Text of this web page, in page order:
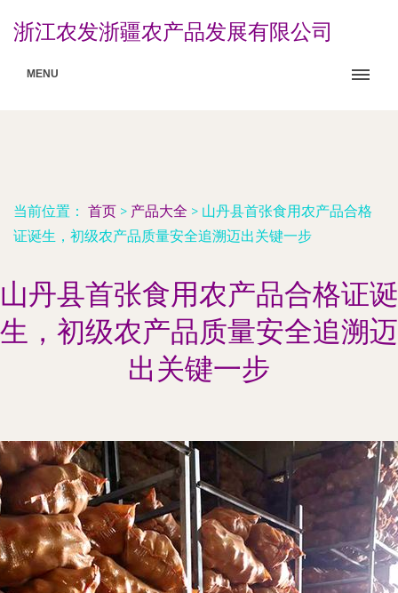
浙江农发浙疆农产品发展有限公司
MENU
当前位置： 首页 > 产品大全 > 山丹县首张食用农产品合格
证诞生，初级农产品质量安全追溯迈出关键一步
山丹县首张食用农产品合格证诞
生，初级农产品质量安全追溯迈
出关键一步